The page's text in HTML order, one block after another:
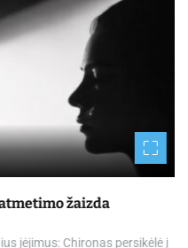
žaizda
įėjimus: Chironas persikėlė į